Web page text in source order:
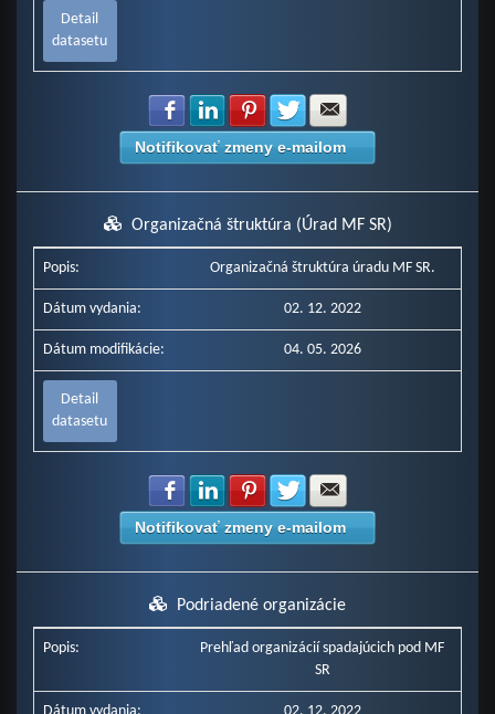
Detail
datasetu
Zdielať na Facebook
Zdielať na LinkedIn
Zdielať na Pinterest
Zdielať na Twitter
Notifikovať zmeny e-mailom
Organizačná štruktúra (Úrad MF SR)
Popis: Organizačná štruktúra úradu MF SR.
Dátum vydania: 02. 12. 2022
Dátum modifikácie: 04. 05. 2026
Detail
datasetu
Zdielať na Facebook
Zdielať na LinkedIn
Zdielať na Pinterest
Zdielať na Twitter
Notifikovať zmeny e-mailom
Podriadené organizácie
Popis:
Prehľad organizácií spadajúcich pod MF
SR